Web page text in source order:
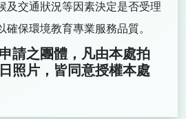
及交通狀況等因素決定是否受理
確保環境教育專業服務品質。
請之團體，凡由本處拍
照片，皆同意授權本處